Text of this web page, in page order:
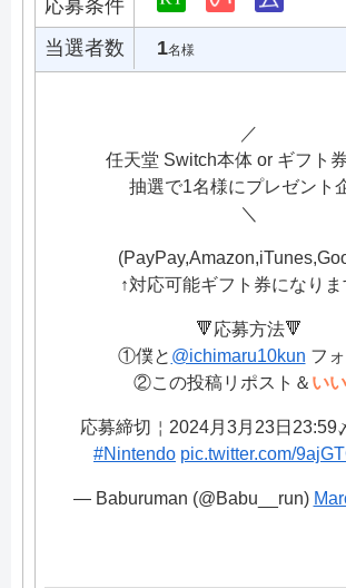
応募条件
当選者数
1名様
／
任天堂 Switch本体 or ギフト
抽選で1名様にプレゼント
＼
↑対応可能ギフト券になりま
🔻応募方法🔻
①僕と @ichimaru10kun フ
②この投稿リポスト＆ い
応募締切￤2024月3月23日23:59
#Nintendo pic.twitter.com/
— Baburuman (@Babu__run)